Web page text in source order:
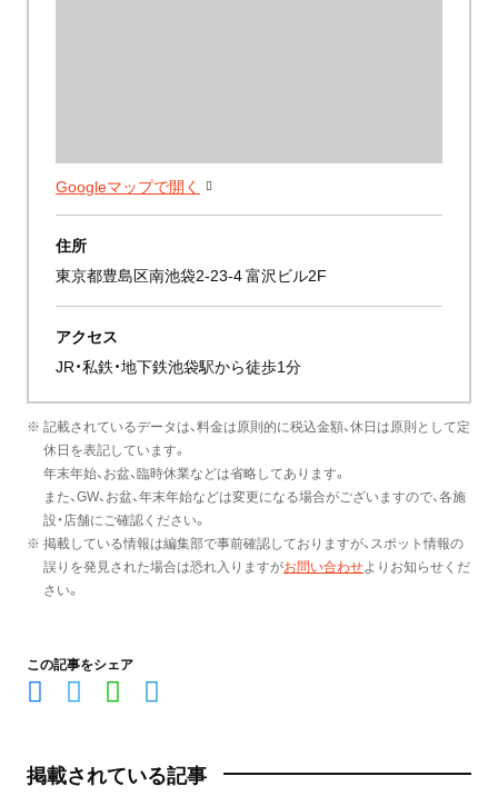
Googleマップで開く
住所
東京都豊島区南池袋2-23-4 富沢ビル2F
アクセス
JR・私鉄・地下鉄池袋駅から徒歩1分
※ 記載されているデータは、料金は原則的に税込金額、休日は原則として定
休日を表記しています。
年末年始、お盆、臨時休業などは省略してあります。
また、GW、お盆、年末年始などは変更になる場合がございますので、各施
設・店舗にご確認ください。
※ 掲載している情報は編集部で事前確認しておりますが、スポット情報の
誤りを発見された場合は恐れ入りますがお問い合わせよりお知らせくだ
さい。
この記事をシェア
掲載されている記事